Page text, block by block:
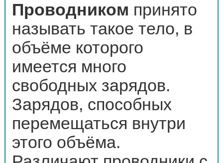
Проводником принято
называть такое тело, в
объёме которого
имеется много
свободных зарядов.
Зарядов, способных
перемещаться внутри
этого объёма.